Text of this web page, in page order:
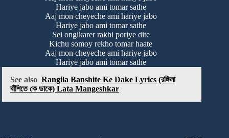
Hariye jabo ami tomar sathe
Aaj mon cheyeche ami hariye jabo
Hariye jabo ami tomar sathe
Sei ongikarer rakhi poriye dite
Kichu somoy rekho tomar haate
Aaj mon cheyeche ami hariye jabo
Hariye jabo ami tomar sathe
See also Rangila Banshite Ke Dake Lyrics (রঙ্গিলা
বাঁশিতে কে ডাকে) Lata Mangeshkar